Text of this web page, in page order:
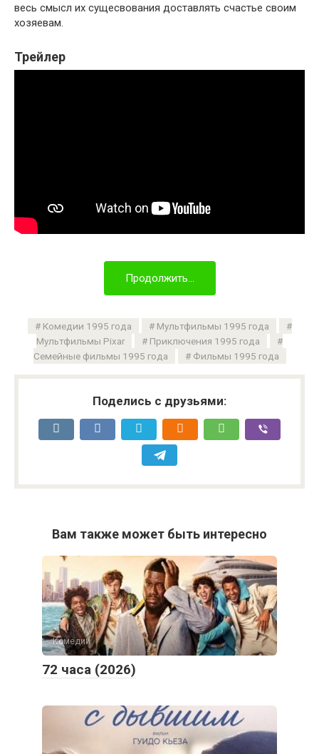
весь смысл их сущесвования доставлять счастье своим
хозяевам.
Трейлер
Продолжить...
Комедии 1995 года
Мультфильмы 1995 года
Мультфильмы Pixar
Приключения 1995 года
Семейные фильмы 1995 года
Фильмы 1995 года
Поделись с друзьями:
Вам также может быть интересно
Комедии
72 часа (2026)